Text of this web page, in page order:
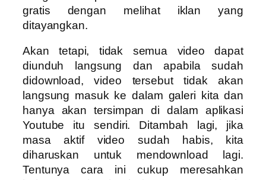
gratis dengan melihat iklan yang
ditayangkan.
Akan tetapi, tidak semua video dapat
diunduh langsung dan apabila sudah
didownload, video tersebut tidak akan
langsung masuk ke dalam galeri kita dan
hanya akan tersimpan di dalam aplikasi
Youtube itu sendiri. Ditambah lagi, jika
masa aktif video sudah habis, kita
diharuskan untuk mendownload lagi.
Tentunya cara ini cukup meresahkan